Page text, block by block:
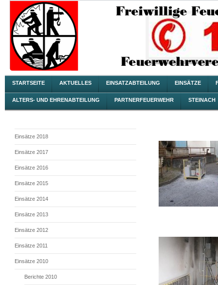
STARTSEITE AKTUELLES EINSATZABTEILUNG EINSÄTZE
ALTERS- UND EHRENABTEILUNG PARTNERFEUERWEHR STEINACH
Einsätze 2018
Einsätze 2017
Einsätze 2016
Einsätze 2015
Einsätze 2014
Einsätze 2013
Einsätze 2012
Einsätze 2011
Einsätze 2010
Berichte 2010